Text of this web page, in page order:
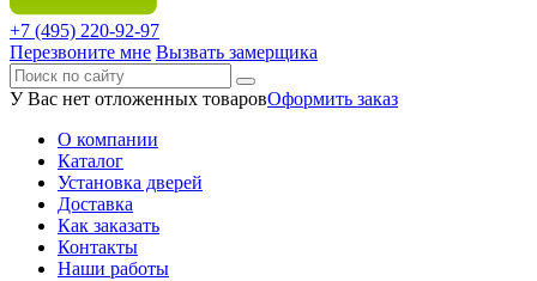
+7 (495) 220-92-97
Перезвоните мне Вызвать замерщика
У Вас нет отложенных товаровОформить заказ
О компании
Каталог
Установка дверей
Доставка
Как заказать
Контакты
Наши работы